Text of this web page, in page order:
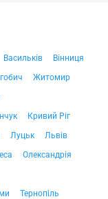
Васильків
Вінниця
Житомир
Кривий Ріг
Луцьк
Львів
Олександрія
Тернопіль